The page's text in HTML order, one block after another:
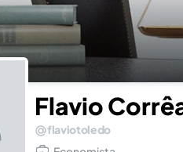
Flavio
flaviotoledo